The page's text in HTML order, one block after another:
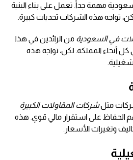
مهمة جداً. تعمل على بناء البنية
تواجه هذه الشركات تحديات كبيرة.
في السعودية من الرائدين في هذا
أنحاء المملكة. لكن، تواجه هذه
مثلشركات المقاولات الكبيرة
الحفاظ على استقرار مالي قوي. هذه
وتغيرات الأسعار.